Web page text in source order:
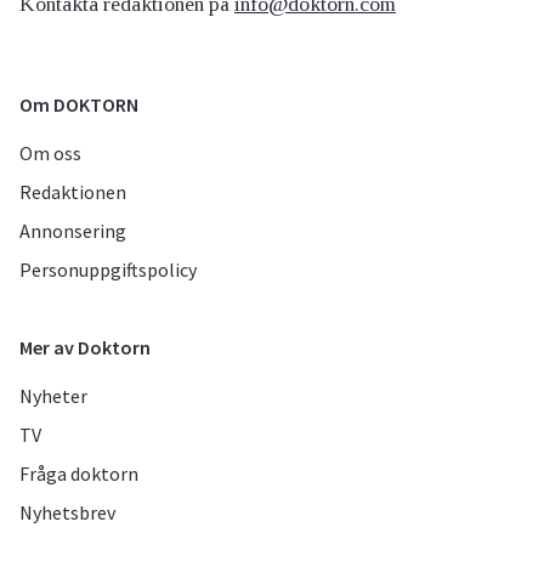
Om DOKTORN
Om oss
Redaktionen
Annonsering
Personuppgiftspolicy
Mer av Doktorn
Nyheter
TV
Fråga doktorn
Nyhetsbrev